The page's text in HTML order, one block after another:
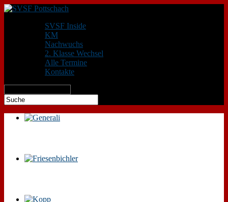
SVSF Inside
KM
Nachwuchs
2. Klasse Wechsel
Alle Termine
Kontakte